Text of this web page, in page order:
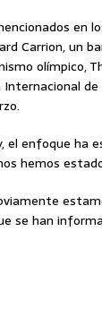
en
Carrion, un
olímpico,
el enfoque
hemos
se han